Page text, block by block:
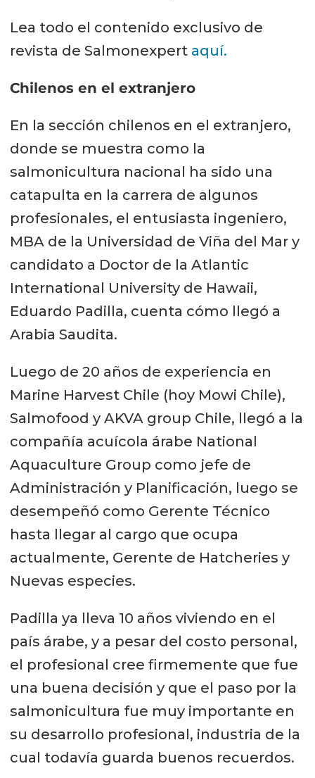
Lea todo el contenido exclusivo de
revista de Salmonexpert aquí.
Chilenos en el extranjero
En la sección chilenos en el extranjero,
donde se muestra como la
salmonicultura nacional ha sido una
catapulta en la carrera de algunos
profesionales, el entusiasta ingeniero,
MBA de la Universidad de Viña del Mar y
candidato a Doctor de la Atlantic
International University de Hawaii,
Eduardo Padilla, cuenta cómo llegó a
Arabia Saudita.
Luego de 20 años de experiencia en
Marine Harvest Chile (hoy Mowi Chile),
Salmofood y AKVA group Chile, llegó a la
compañía acuícola árabe National
Aquaculture Group como jefe de
Administración y Planificación, luego se
desempeñó como Gerente Técnico
hasta llegar al cargo que ocupa
actualmente, Gerente de Hatcheries y
Nuevas especies.
Padilla ya lleva 10 años viviendo en el
país árabe, y a pesar del costo personal,
el profesional cree firmemente que fue
una buena decisión y que el paso por la
salmonicultura fue muy importante en
su desarrollo profesional, industria de la
cual todavía guarda buenos recuerdos.